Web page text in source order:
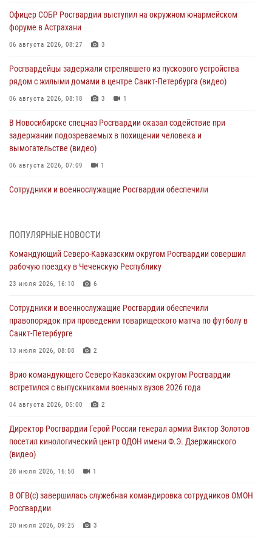
Офицер СОБР Росгвардии выступил на окружном юнармейском
форуме в Астрахани
06 августа 2026, 08:27 3
Росгвардейцы задержали стрелявшего из пускового устройства
рядом с жилыми домами в центре Санкт-Петербурга (видео)
06 августа 2026, 08:18 3 1
В Новосибирске спецназ Росгвардии оказал содействие при
задержании подозреваемых в похищении человека и
вымогательстве (видео)
06 августа 2026, 07:09 1
Сотрудники и военнослужащие Росгвардии обеспечили
06 августа 2026, 07:03 3
В Грозном военнослужащие Росгвардии присоединились к
всероссийской донорской акции «От сердца к сердцу»
06 августа 2026, 06:30
В Бурятии и Приамурье росгвардейцы задержали подозреваемых в
незаконном обороте наркотиков
06 августа 2026, 06:15
добычу биоресурсов
06 августа 2026, 05:12
06 августа 2026, 05:00
ПОПУЛЯРНЫЕ НОВОСТИ
Командующий Северо-Кавказским округом Росгвардии совершил
рабочую поездку в Чеченскую Республику
23 июля 2026, 16:10 6
Сотрудники и военнослужащие Росгвардии обеспечили
правопорядок при проведении товарищеского матча по футболу в
Санкт-Петербурге
13 июля 2026, 08:08 2
Врио командующего Северо-Кавказским округом Росгвардии
встретился с выпускниками военных вузов 2026 года
04 августа 2026, 05:00 2
Директор Росгвардии Герой России генерал армии Виктор Золотов
посетил кинологический центр ОДОН имени Ф.Э. Дзержинского
(видео)
28 июля 2026, 16:50 1
В ОГВ(с) завершилась служебная командировка сотрудников ОМОН
Росгвардии
20 июля 2026, 09:25 3